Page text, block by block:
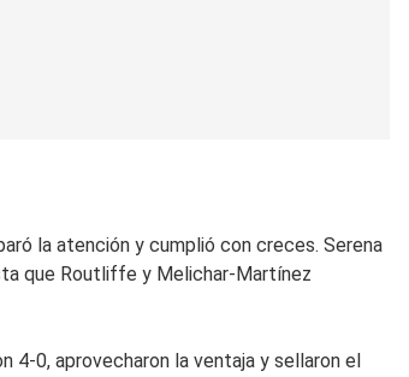
la atención y cumplió con creces. Serena
que Routliffe y Melichar-Martínez
4-0, aprovecharon la ventaja y sellaron el